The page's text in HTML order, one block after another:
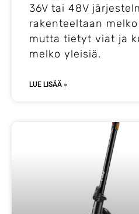
36V tai 48V
rakenteeltaan
mutta tietyt viat ja
melko yleisiä.
LUE LISÄÄ »